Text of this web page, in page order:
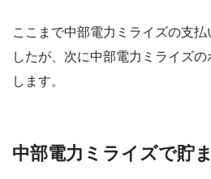
ここまで中部電力ミライズの支
したが、次に中部電力ミライズ
します。
中部電力ミライズで貯